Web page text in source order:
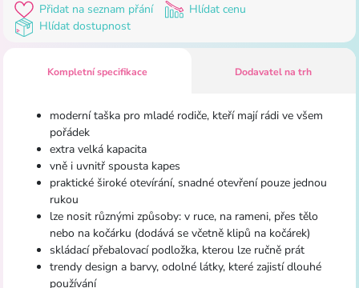
Přidat na seznam přání
Hlídat cenu
Hlídat dostupnost
Kompletní specifikace Dodavatel na trh
moderní taška pro mladé rodiče, kteří mají rádi ve všem
pořádek
extra velká kapacita
vně i uvnitř spousta kapes
praktické široké otevírání, snadné otevření pouze jednou
rukou
lze nosit různými způsoby: v ruce, na rameni, přes tělo
nebo na kočárku (dodává se včetně klipů na kočárek)
skládací přebalovací podložka, kterou lze ručně prát
trendy design a barvy, odolné látky, které zajistí dlouhé
používání